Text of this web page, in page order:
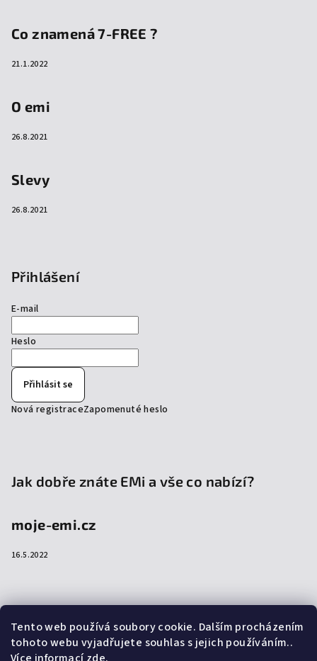
Tento web používá soubory cookie. Dalším procházením
tohoto webu vyjadřujete souhlas s jejich používáním..
Co znamená 7-FREE ?
21.1.2022
O emi
26.8.2021
Slevy
26.8.2021
Přihlášení
E-mail
Heslo
Přihlásit se
Nová registraceZapomenuté heslo
Jak dobře znáte EMi a vše co nabízí?
moje-emi.cz
16.5.2022
Přijímáme online platby